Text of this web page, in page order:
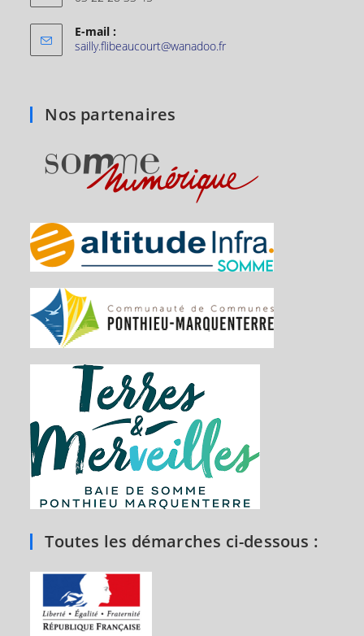
E-mail :
sailly.flibeaucourt@wanadoo.fr
Nos partenaires
Toutes les démarches ci-dessous :